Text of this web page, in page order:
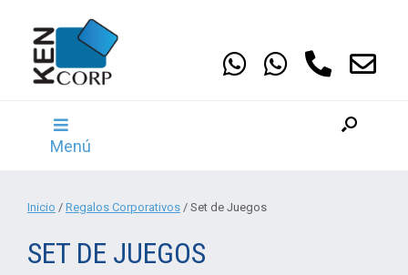
contenido
Menú
Inicio / Regalos Corporativos / Set de Juegos
SET DE JUEGOS